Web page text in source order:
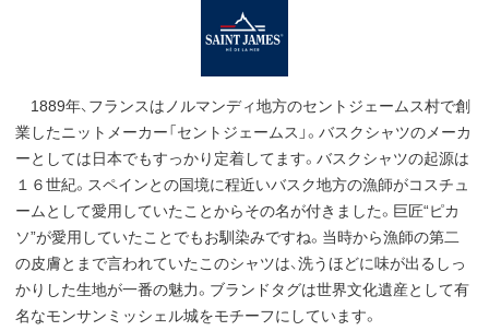
1889年、フランスはノルマンディ地方のセントジェームス村で創
業したニットメーカー「セントジェームス」。バスクシャツのメーカ
ーとしては日本でもすっかり定着してます。バスクシャツの起源は
１６世紀。スペインとの国境に程近いバスク地方の漁師がコスチュ
ームとして愛用していたことからその名が付きました。巨匠“ピカ
ソ”が愛用していたことでもお馴染みですね。当時から漁師の第二
の皮膚とまで言われていたこのシャツは、洗うほどに味が出るしっ
かりした生地が一番の魅力。ブランドタグは世界文化遺産として有
名なモンサンミッシェル城をモチーフにしています。